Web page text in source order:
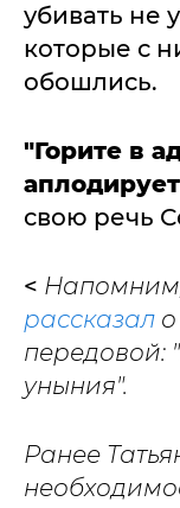
убивать не
которые с
обошлись.
"Горите в
свою речь
<
рассказал
передовой:
уныния".
Ранее